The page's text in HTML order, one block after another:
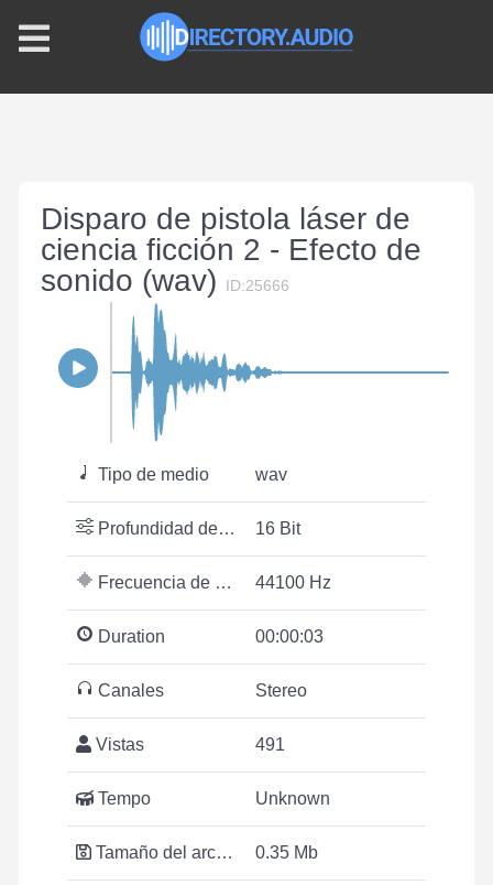
Disparo de pistola láser de
ciencia ficción 2 - Efecto de
sonido (wav)
ID:25666
Tipo de medio wav
Profundidad de bits 16 Bit
Frecuencia de muestreo 44100 Hz
Duration 00:00:03
Canales Stereo
Vistas 491
Tempo Unknown
Tamaño del archivo 0.35 Mb